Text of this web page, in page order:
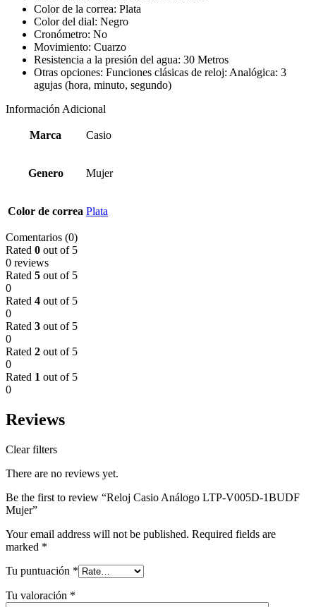
Color de la correa: Plata
Color del dial: Negro
Cronómetro: No
Movimiento: Cuarzo
Resistencia a la presión del agua: 30 Metros
Otras opciones: Funciones clásicas de reloj: Analógica: 3
agujas (hora, minuto, segundo)
Información Adicional
Marca Casio
Genero Mujer
Color de correa Plata
Comentarios (0)
Rated 0 out of 5
0 reviews
Rated 5 out of 5
0
Rated 4 out of 5
0
Rated 3 out of 5
0
Rated 2 out of 5
0
Rated 1 out of 5
0
Reviews
Clear filters
There are no reviews yet.
Be the first to review “Reloj Casio Análogo LTP-V005D-1BUDF
Mujer”
Your email address will not be published. Required fields are
marked *
Tu puntuación *
Tu valoración *